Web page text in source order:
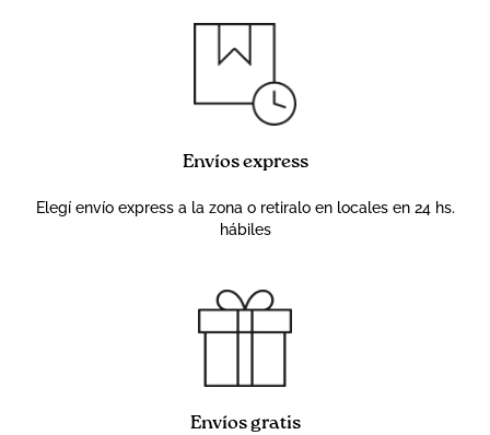
Envíos express
Elegí envío express a la zona o retiralo en locales en 24 hs.
hábiles
Envíos gratis